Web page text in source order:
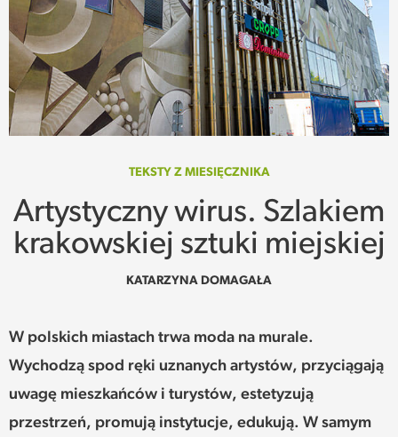
MIASTO
SUBIEKTYWNIE
SPOTKANIE
REKOMENDACJE
TEKSTY Z MIESIĘCZNIKA
TEKSTY Z MIESIĘCZNIKA
Artystyczny wirus. Szlakiem
krakowskiej sztuki miejskiej
KATARZYNA DOMAGAŁA
W polskich miastach trwa moda na murale.
Wychodzą spod ręki uznanych artystów, przyciągają
uwagę mieszkańców i turystów, estetyzują
przestrzeń, promują instytucje, edukują. W samym